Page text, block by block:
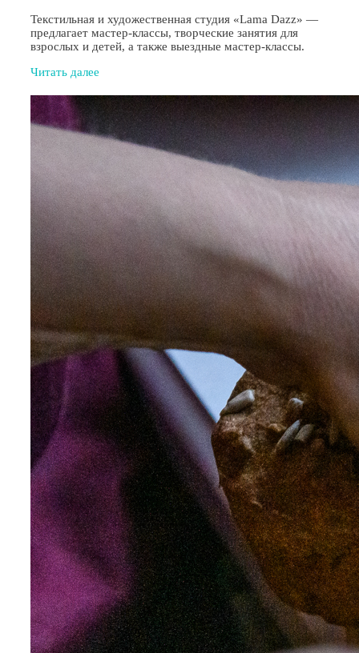
Текстильная и художественная студия «Lama Dazz» —
предлагает мастер-классы, творческие занятия для
взрослых и детей, а также выездные мастер-классы.
Читать далее